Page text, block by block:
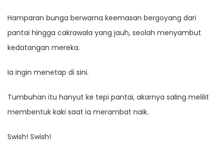
Hamparan bunga berwarna keemasan bergoyang dari
pantai hingga cakrawala yang jauh, seolah menyambut
kedatangan mereka.
Ia ingin menetap di sini.
Tumbuhan itu hanyut ke tepi pantai, akarnya saling melilit
membentuk kaki saat ia merambat naik.
Swish! Swish!